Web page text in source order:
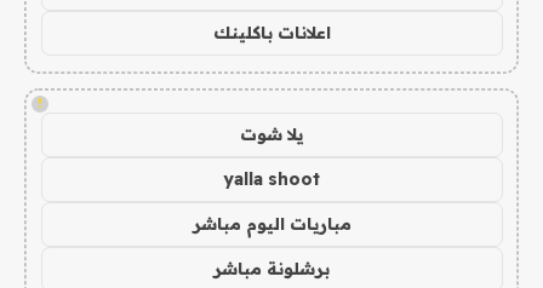
اعلانات باكلينك
!
يلا شوت
yalla shoot
مباريات اليوم مباشر
برشلونة مباشر